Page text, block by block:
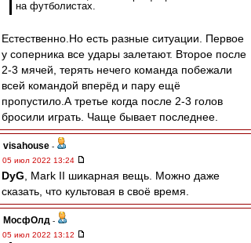
на футболистах.
Естественно.Но есть разные ситуации. Первое
у соперника все удары залетают. Второе после
2-3 мячей, терять нечего команда побежали
всей командой вперёд и пару ещё
пропустило.А третье когда после 2-3 голов
бросили играть. Чаще бывает последнее.
visahouse -
05 июл 2022 13:24
DyG , Mark II шикарная вещь. Можно даже
сказать, что культовая в своё время.
МосфОлд -
05 июл 2022 13:12